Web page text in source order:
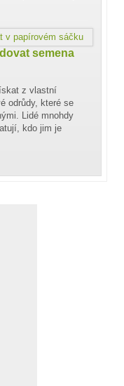
semena
z vlastní
odrůdy, které se
Lidé mnohdy
kdo jim je